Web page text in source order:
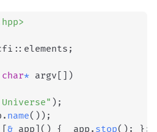
:: elements ;
char* argv
)
) ;
. name( ) ) ;
[& _app ( ) { _app . stop( ) ; } ;